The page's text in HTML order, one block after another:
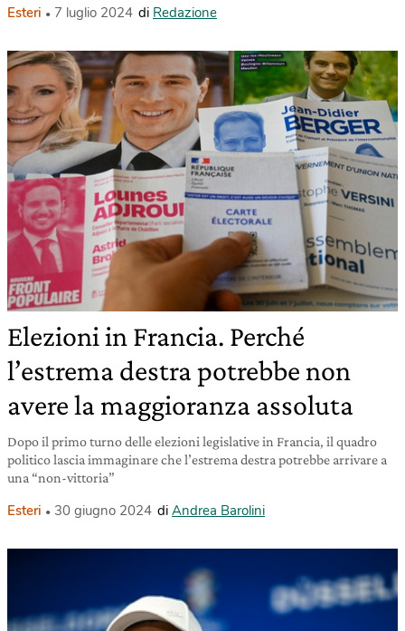
Esteri 7 luglio 2024 di Redazione
Elezioni in Francia. Perché
l’estrema destra potrebbe non
avere la maggioranza assoluta
Dopo il primo turno delle elezioni legislative in Francia, il quadro
politico lascia immaginare che l’estrema destra potrebbe arrivare a
una “non-vittoria”
Esteri 30 giugno 2024 di Andrea Barolini